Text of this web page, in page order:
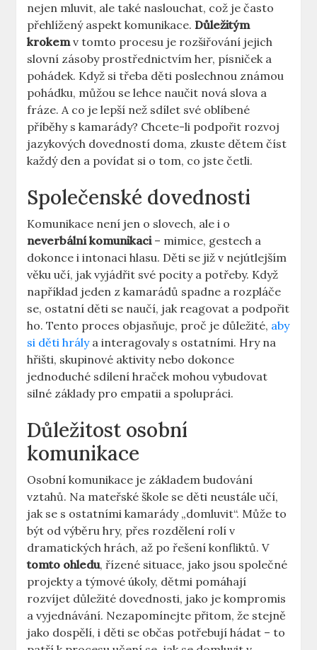
nejen mluvit, ale také naslouchat, což je ‌často
přehlížený aspekt komunikace.Důležitým
krokemv tomto procesu​ je rozšiřování jejich
slovní zásoby prostřednictvím her, písniček a
⁢pohádek. Když si třeba⁢ děti poslechnou ‌známou
pohádku, můžou se lehce naučit nová slova ‍a
fráze. A co je lepší než ‌sdílet své oblíbené
příběhy s kamarády? Chcete-li podpořit rozvoj
jazykových‍ dovedností doma, ⁣zkuste dětem číst⁣
každý den‍ a ‍povídat si o tom,‌ co‍ jste četli.
Společenské⁢ dovednosti
Komunikace není jen o slovech, ale i o
neverbální ‍komunikaci– mimice, gestech ⁣a
dokonce i intonaci hlasu. Děti se již v nejútlejším
věku učí, jak vyjádřit své pocity⁣ a potřeby. Když​
například jeden z kamarádů spadne a rozpláče
se, ostatní děti se ‌naučí, jak reagovat a podpořit
ho. Tento proces objasňuje, proč je důležité, aby
si děti hrálya interagovaly s ostatními. Hry na
hřišti, skupinové aktivity nebo dokonce
jednoduché‍ sdílení hraček mohou vybudovat⁢
silné základy pro empatii a ‍spolupráci.
Důležitost osobní
komunikace
Osobní⁤ komunikace je základem budování
vztahů. Na mateřské škole se děti neustále učí,
jak se s ostatními kamarády „domluvit“. Může to
být od ⁢výběru hry, ​přes rozdělení rolí v
dramatických ​hrách, až po řešení​ konfliktů. V
tomto ohledu, řízené situace, ‍jako jsou společné
projekty a týmové úkoly, dětmi pomáhají
rozvíjet ⁣důležité dovednosti, jako je kompromis
a vyjednávání. Nezapomínejte přitom, že⁢ stejně
jako ⁤dospělí, i​ děti ⁤se občas potřebují hádat ​– to